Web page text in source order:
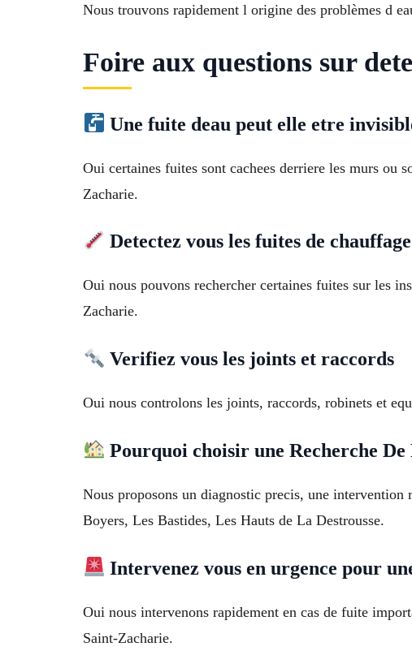
Nous trouvons rapidement l origine des problèmes d
Foire aux questions sur
Une fuite deau peut elle etre
Oui certaines fuites sont cachees derriere les murs ou
Zacharie.
Detectez vous les fuites de chauffage
Oui nous pouvons rechercher certaines fuites sur les
Zacharie.
Verifiez vous les joints et raccords
Oui nous controlons les joints, raccords, robinets et
Pourquoi choisir une Recherche
Nous proposons un diagnostic precis, une
Boyers, Les Bastides, Les Hauts de La Destrousse.
Intervenez vous en urgence pour
Oui nous intervenons rapidement en cas de fuite
Saint-Zacharie.